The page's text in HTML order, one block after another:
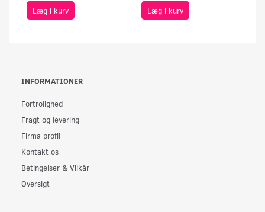
Læg i kurv Læg i kurv
INFORMATIONER
Fortrolighed
Fragt og levering
Firma profil
Kontakt os
Betingelser & Vilkår
Oversigt